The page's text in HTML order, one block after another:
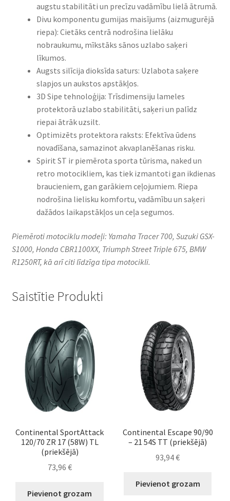
augstu stabilitāti un precīzu vadāmību lielā ātrumā.
Divu komponentu gumijas maisījums (aizmugurējā
riepa): Cietāks centrā nodrošina lielāku
nobraukumu, mīkstāks sānos uzlabo saķeri
līkumos.​
Augsts silīcija dioksīda saturs: Uzlabota saķere
slapjos un aukstos apstākļos.​
3D Sipe tehnoloģija: Trīsdimensiju lameles
protektorā uzlabo stabilitāti, saķeri un palīdz
riepai ātrāk uzsilt.​
Optimizēts protektora raksts: Efektīva ūdens
novadīšana, samazinot akvaplanēšanas risku.​
Spirit ST ir piemērota sporta tūrisma, naked un
retro motocikliem, kas tiek izmantoti gan ikdienas
braucieniem, gan garākiem ceļojumiem. Riepa
nodrošina lielisku komfortu, vadāmību un saķeri
dažādos laikapstākļos un ceļa segumos.​
Piemēroti motociklu modeļi: Yamaha Tracer 700, Suzuki GSX-
S1000, Honda CBR1100XX, Triumph Street Triple 675, BMW
R1250RT, kā arī citi līdzīga tipa motocikli.​
Saistītie Produkti
Continental SportAttack
120/70 ZR 17 (58W) TL
(priekšējā)
73,96 €
Pievienot grozam
Continental Escape 90/90
– 21 54S TT (priekšējā)
93,94€
Pievienot grozam